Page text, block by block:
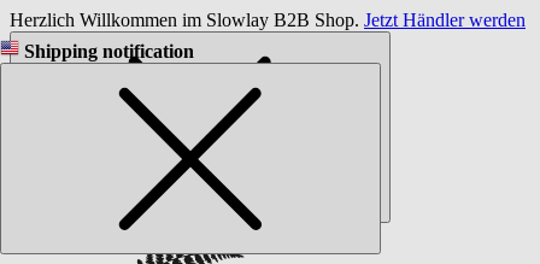
Shipping notification
Herzlich Willkommen im Slowlay B2B Shop. Jetzt Händler werden